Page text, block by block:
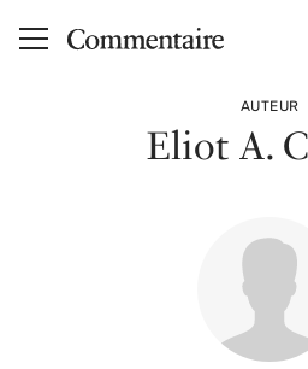
Aller au contenu principal
AUTEUR
Eliot A.